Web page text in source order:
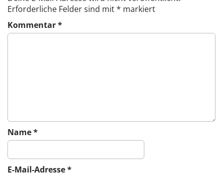
v
i
g
Erforderliche Felder sind mit* markiert
Kommentar*
Name*
E-Mail-Adresse*